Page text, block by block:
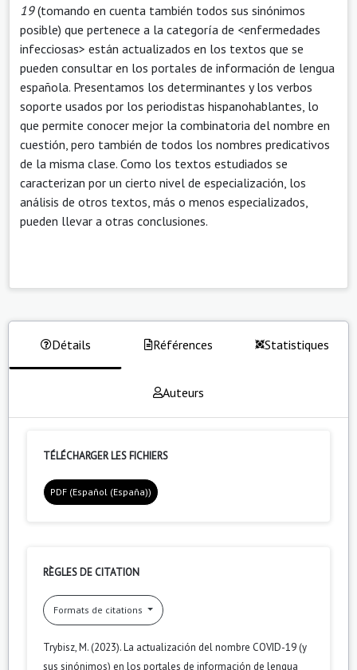
19(tomando en cuenta también todos sus sinónimos
posible) que pertenece a la categoría de <enfermedades
infecciosas> están actualizados en los textos que se
pueden consultar en los portales de información de lengua
española. Presentamos los determinantes y los verbos
soporte usados por los periodistas hispanohablantes, lo
que permite conocer mejor la combinatoria del nombre en
cuestión, pero también de todos los nombres predicativos
de la misma clase. Como los textos estudiados se
caracterizan por un cierto nivel de especialización, los
análisis de otros textos, más o menos especializados,
pueden llevar a otras conclusiones.
Détails Références Statistiques
Auteurs
TÉLÉCHARGER LES FICHIERS
PDF (Español (España))
RÈGLES DE CITATION
Formats de citations
Trybisz, M. (2023). La actualización del nombre COVID-19 (y
sus sinónimos) en los portales de información de lengua